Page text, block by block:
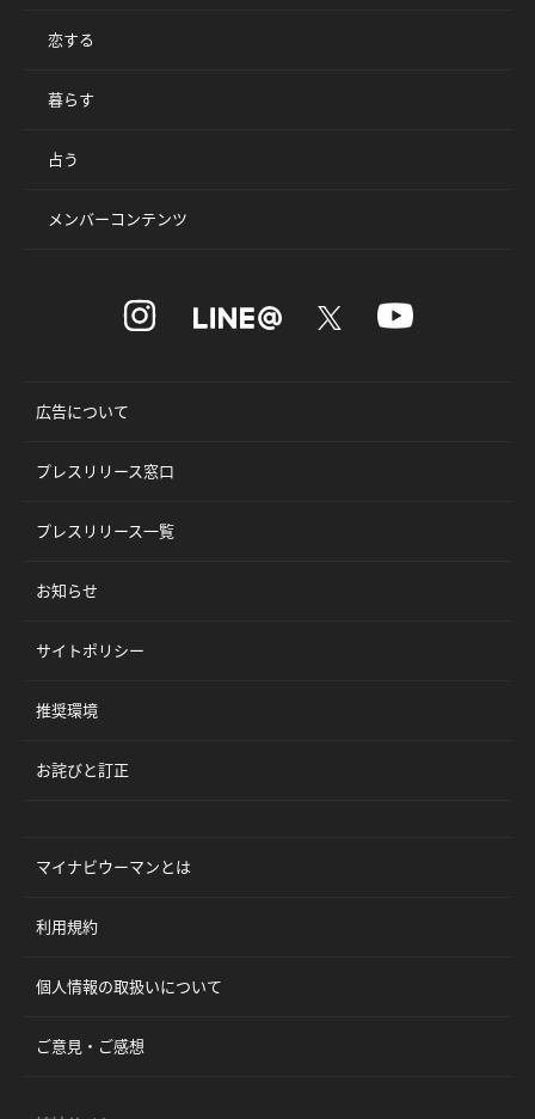
恋する
暮らす
占う
メンバーコンテンツ
広告について
プレスリリース窓口
プレスリリース一覧
お知らせ
サイトポリシー
推奨環境
お詫びと訂正
マイナビウーマンとは
利用規約
個人情報の取扱いについて
ご意見・ご感想